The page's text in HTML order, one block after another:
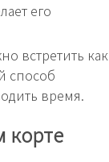
его
встретить как
способ
время.
корте